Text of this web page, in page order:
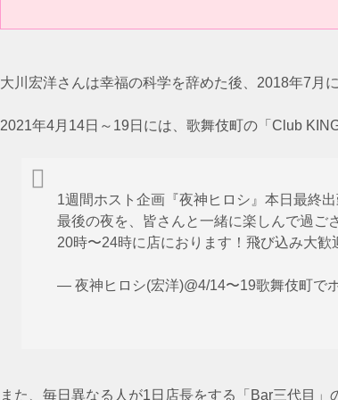
大川宏洋さんは幸福の科学を辞めた後、2018年7月
2021年4月14日～19日には、歌舞伎町の「Club
1週間ホスト企画『夜神ヒロシ』本日最終出
最後の夜を、皆さんと一緒に楽しんで過ご
20時〜24時に店におります！飛び込み大
— 夜神ヒロシ(宏洋)@4/14〜19歌舞伎町で
また、毎日異なる人が1日店長をする「Bar三代目